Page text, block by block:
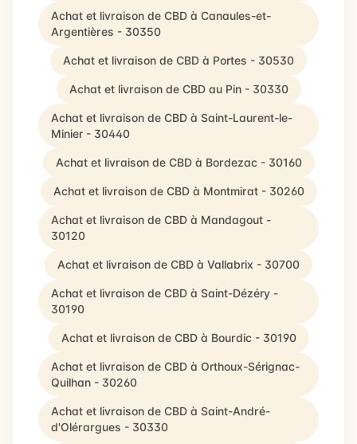
Achat et livraison de CBD à Canaules-et-
Argentières - 30350
Achat et livraison de CBD à Portes - 30530
Achat et livraison de CBD au Pin - 30330
Achat et livraison de CBD à Saint-Laurent-le-
Minier - 30440
Achat et livraison de CBD à Bordezac - 30160
Achat et livraison de CBD à Montmirat - 30260
Achat et livraison de CBD à Mandagout -
30120
Achat et livraison de CBD à Vallabrix - 30700
Achat et livraison de CBD à Saint-Dézéry -
30190
Achat et livraison de CBD à Bourdic - 30190
Achat et livraison de CBD à Orthoux-Sérignac-
Quilhan - 30260
Achat et livraison de CBD à Saint-André-
d'Olérargues - 30330